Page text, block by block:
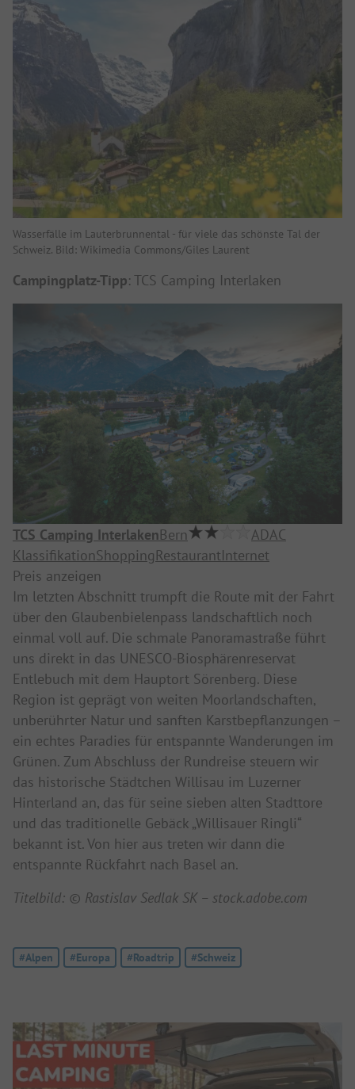
Wasserfälle im Lauterbrunnental - für viele das schönste Tal der
Schweiz. Bild: Wikimedia Commons/Giles Laurent
Campingplatz-Tipp: TCS Camping Interlaken
TCS Camping InterlakenBern
ADAC
KlassifikationShoppingRestaurantInternet
Preis anzeigen
Im letzten Abschnitt trumpft die Route mit der Fahrt
über den Glaubenbielenpass landschaftlich noch
einmal voll auf. Die schmale Panoramastraße führt
uns direkt in das UNESCO-Biosphärenreservat
Entlebuch mit dem Hauptort Sörenberg. Diese
Region ist geprägt von weiten Moorlandschaften,
unberührter Natur und sanften Karstbepflanzungen –
ein echtes Paradies für entspannte Wanderungen im
Grünen. Zum Abschluss der Rundreise steuern wir
das historische Städtchen Willisau im Luzerner
Hinterland an, das für seine sieben alten Stadttore
und das traditionelle Gebäck „Willisauer Ringli“
bekannt ist. Von hier aus treten wir dann die
entspannte Rückfahrt nach Basel an.
Titelbild: © Rastislav Sedlak SK – stock.adobe.com
Tag:
#Alpen Tag:
#Europa Tag:
#Roadtrip Tag:
#Schweiz